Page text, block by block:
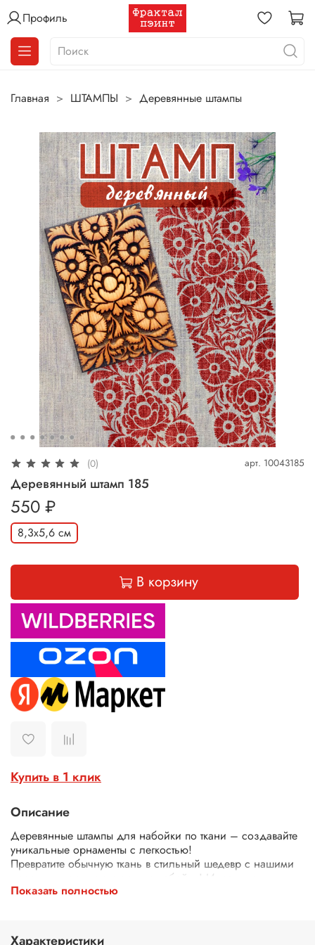
Профиль
Главная ШТАМПЫ Деревянные штампы
(0) арт. 10043185
Деревянный штамп 185
550 ₽
8,3х5,6 см
В корзину
Купить в 1 клик
Описание
Деревянные штампы для набойки по ткани – создавайте
уникальные орнаменты с легкостью!
Превратите обычную ткань в стильный шедевр с нашими
деревянными штампами для набойки! Идеально
подходят для декора одежды, текстиля, сумок, скатертей
Экологичные – изготовлены из дерева.
Показать полностью
Характеристики